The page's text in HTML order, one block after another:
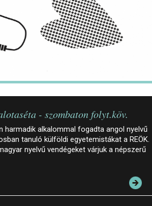
ÉS VEZETÉSEK
KÖZÉRDEKŰ ADATOK
- szombaton folyt.köv.
harmadik alkalommal fogadta angol nyelvű
tanuló külföldi egyetemistákat a REÖK.
nyelvű vendégeket várjuk a népszerű